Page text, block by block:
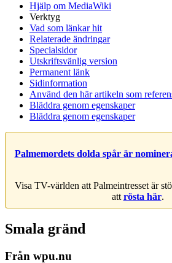
Hjälp om MediaWiki
Verktyg
Vad som länkar hit
Relaterade ändringar
Specialsidor
Utskriftsvänlig version
Permanent länk
Sidinformation
Använd den här artikeln som
Bläddra genom egenskaper
Bläddra genom egenskaper
Palmemordets dolda spår är
Visa TV-världen att Palmeintresset är
att rösta här.
Smala gränd
Från wpu.nu